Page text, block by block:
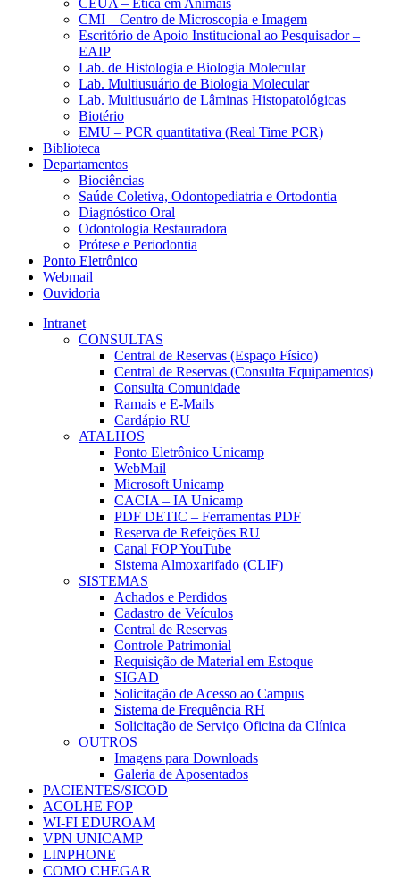
CEUA – Ética em Animais
CMI – Centro de Microscopia e Imagem
Escritório de Apoio Institucional ao Pesquisador –
EAIP
Lab. de Histologia e Biologia Molecular
Lab. Multiusuário de Biologia Molecular
Lab. Multiusuário de Lâminas Histopatológicas
Biotério
EMU – PCR quantitativa (Real Time PCR)
Biblioteca
Departamentos
Biociências
Saúde Coletiva, Odontopediatria e Ortodontia
Diagnóstico Oral
Odontologia Restauradora
Prótese e Periodontia
Ponto Eletrônico
Webmail
Ouvidoria
Intranet
CONSULTAS
Central de Reservas (Espaço Físico)
Central de Reservas (Consulta Equipamentos)
Consulta Comunidade
Ramais e E-Mails
Cardápio RU
ATALHOS
Ponto Eletrônico Unicamp
WebMail
Microsoft Unicamp
CACIA – IA Unicamp
PDF DETIC – Ferramentas PDF
Reserva de Refeições RU
Canal FOP YouTube
Sistema Almoxarifado (CLIF)
SISTEMAS
Achados e Perdidos
Cadastro de Veículos
Central de Reservas
Controle Patrimonial
Requisição de Material em Estoque
SIGAD
Solicitação de Acesso ao Campus
Sistema de Frequência RH
Solicitação de Serviço Oficina da Clínica
OUTROS
Imagens para Downloads
Galeria de Aposentados
PACIENTES/SICOD
ACOLHE FOP
WI-FI EDUROAM
VPN UNICAMP
LINPHONE
COMO CHEGAR